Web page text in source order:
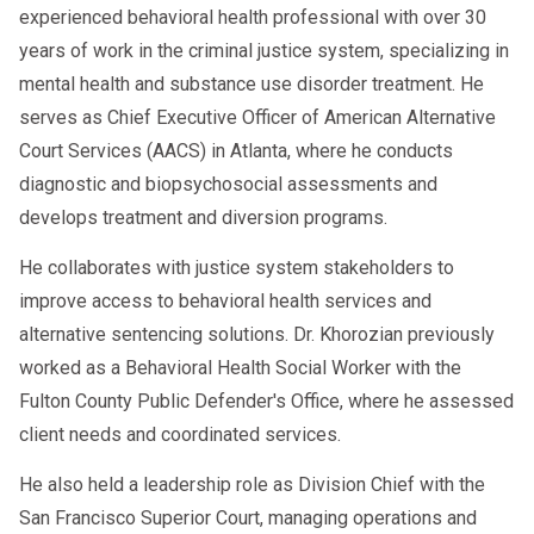
experienced behavioral health professional with over 30
years of work in the criminal justice system, specializing in
mental health and substance use disorder treatment. He
serves as Chief Executive Officer of American Alternative
Court Services (AACS) in Atlanta, where he conducts
diagnostic and biopsychosocial assessments and
develops treatment and diversion programs.
He collaborates with justice system stakeholders to
improve access to behavioral health services and
alternative sentencing solutions. Dr. Khorozian previously
worked as a Behavioral Health Social Worker with the
Fulton County Public Defender's Office, where he assessed
client needs and coordinated services.
He also held a leadership role as Division Chief with the
San Francisco Superior Court, managing operations and